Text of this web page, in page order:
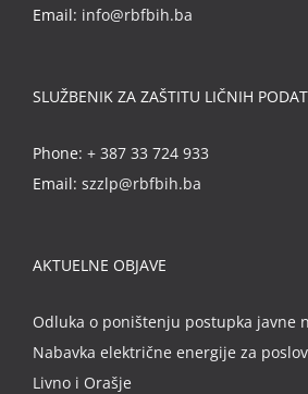
Email: info@rbfbih.ba
SLUŽBENIK ZA ZAŠTITU LIČNIH
Phone: + 387 33 724 933
Email: szzlp@rbfbih.ba
AKTUELNE OBJAVE
Odluka o poništenju postupka javne
Nabavka električne energije za
Livno i Orašje